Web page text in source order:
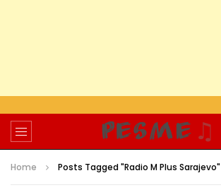
Home Posts Tagged "Radio M Plus Sarajevo"